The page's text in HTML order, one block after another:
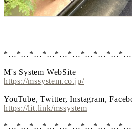
M's System WebSite
https://mssystem.co.jp/
YouTube, Twitter, Instagram,
https://lit.link/mssystem